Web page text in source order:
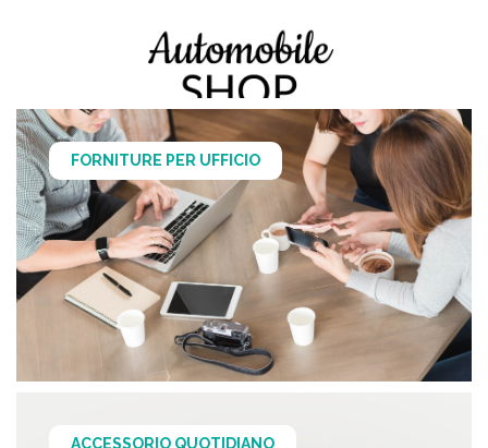
FORNITURE PER UFFICIO
ACCESSORIO QUOTIDIANO